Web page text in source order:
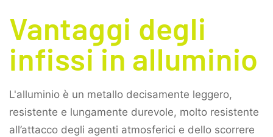
Vantaggi degli
infissi in alluminio
L'alluminio è un metallo decisamente leggero,
resistente e lungamente durevole, molto resistente
all’attacco degli agenti atmosferici e dello scorrere